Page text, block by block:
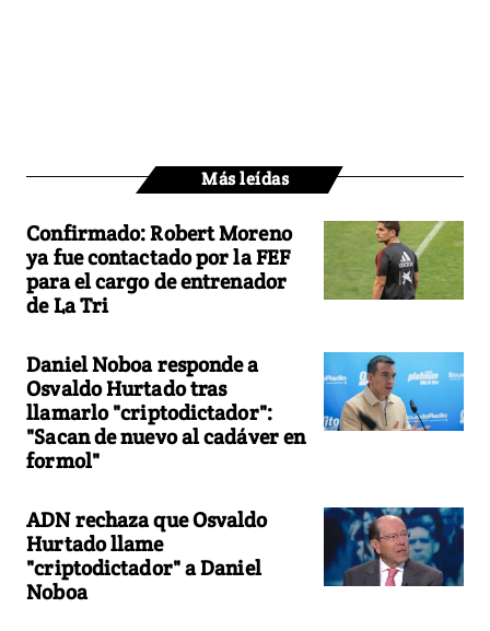
Más leídas
Confirmado: Robert Moreno
ya fue contactado por la FEF
para el cargo de entrenador
de La Tri
Daniel Noboa responde a
Osvaldo Hurtado tras
llamarlo "criptodictador":
"Sacan de nuevo al cadáver en
formol"
ADN rechaza que Osvaldo
Hurtado llame
"criptodictador" a Daniel
Noboa